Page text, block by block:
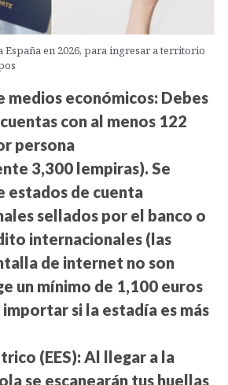
España en 2026, para ingresar a territorio
medios económicos: Debes
con al menos 122
persona
3,300 lempiras). Se
estados de cuenta
sellados por el banco o
internacionales (las
de internet no son
un mínimo de 1,100 euros
si la estadía es más
(EES): Al llegar a la
se escanearán tus huellas